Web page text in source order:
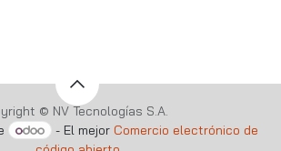
© NV Tecnologías S.A.
- El mejor Comercio electrónico de